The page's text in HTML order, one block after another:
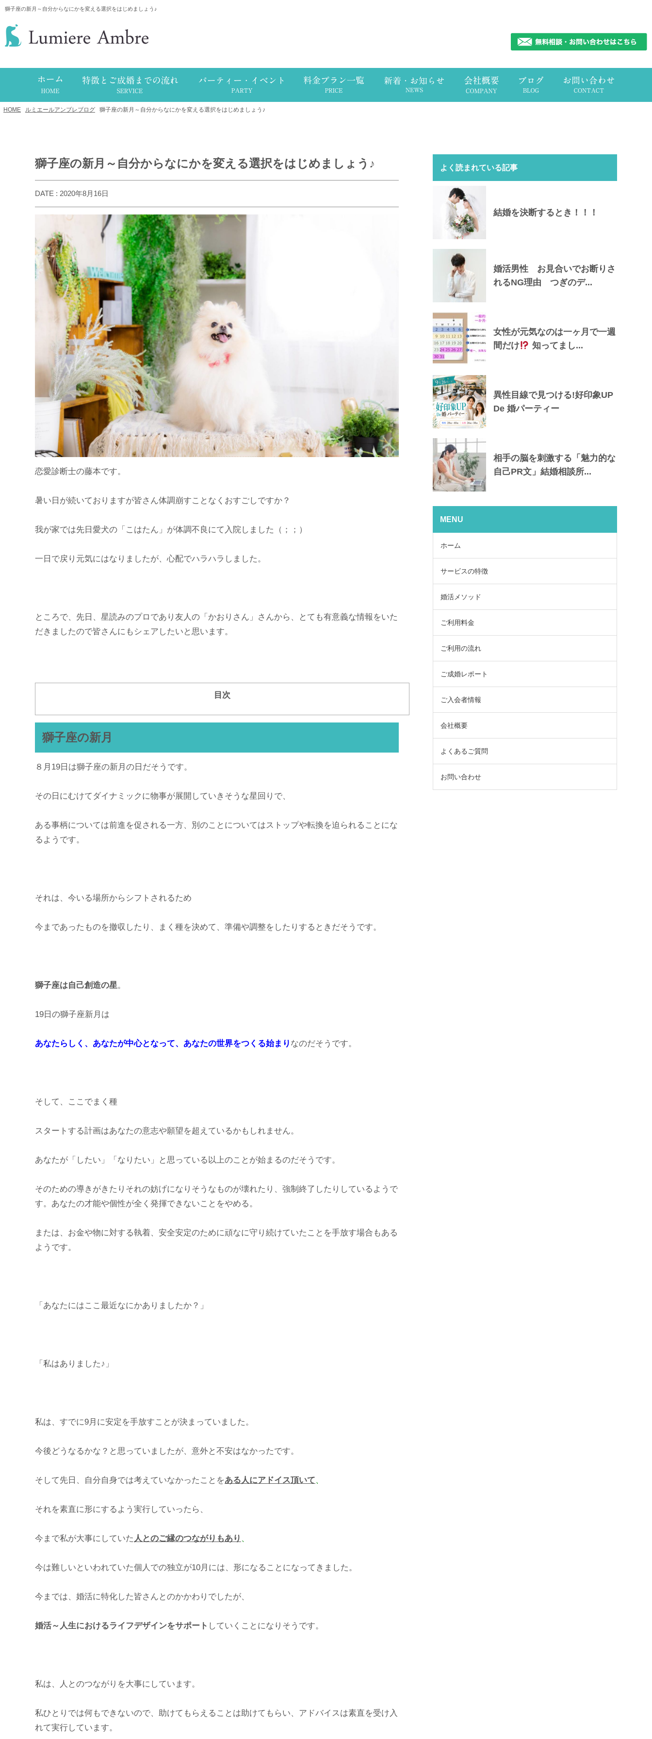
獅子座の新月～自分からなにかを変える選択をはじめましょう♪
HOME ルミエールアンブレブログ 獅子座の新月～自分からなにかを変える選択をはじめましょう♪
獅子座の新月～自分からなにかを変える選択をはじめましょう♪
DATE : 2020年8月16日
恋愛診断士の藤本です。
暑い日が続いておりますが皆さん体調崩すことなくおすごしですか？
我が家では先日愛犬の「こはたん」が体調不良にて入院しました（；；）
一日で戻り元気にはなりましたが、心配でハラハラしました。
ところで、先日、星読みのプロであり友人の「かおりさん」さんから、とても有意義な情報をいた
だきましたので皆さんにもシェアしたいと思います。
目次
獅子座の新月
８月19日は獅子座の新月の日だそうです。
その日にむけてダイナミックに物事が展開していきそうな星回りで、
ある事柄については前進を促される一方、別のことについてはストップや転換を迫られることにな
るようです。
それは、今いる場所からシフトされるため
今まであったものを撤収したり、まく種を決めて、準備や調整をしたりするときだそうです。
獅子座は自己創造の星。
19日の獅子座新月は
あなたらしく、あなたが中心となって、あなたの世界をつくる始まり なのだそうです。
そして、ここでまく種
スタートする計画はあなたの意志や願望を超えているかもしれません。
あなたが「したい」「なりたい」と思っている以上のことが始まるのだそうです。
そのための導きがきたりそれの妨げになりそうなものが壊れたり、強制終了したりしているようで
す。あなたの才能や個性が全く発揮できないことをやめる。
または、お金や物に対する執着、安全安定のために頑なに守り続けていたことを手放す場合もある
ようです。
「あなたにはここ最近なにかありましたか？」
「私はありました♪」
私は、すでに9月に安定を手放すことが決まっていました。
今後どうなるかな？と思っていましたが、意外と不安はなかったです。
そして先日、自分自身では考えていなかったことをある人にアドイス頂いて、
それを素直に形にするよう実行していったら、
今まで私が大事にしていた 人とのご縁のつながりもあり 、
今は難しいといわれていた個人での独立が10月には、形になることになってきました。
今までは、婚活に特化した皆さんとのかかわりでしたが、
婚活～人生におけるライフデザインをサポート していくことになりそうです。
私は、人とのつながりを大事にしています。
私ひとりでは何もできないので、助けてもらえることは助けてもらい、アドバイスは素直を受け入
れて実行しています。
よく読まれている記事
結婚を決断するとき！！！
婚活男性 お見合いでお断りさ
れるNG理由 つぎのデ...
女性が元気なのは一ヶ月で一週
間だけ
知ってまし...
異性目線で見つける!好印象UP
De 婚パーティー
相手の脳を刺激する「魅力的な
自己PR文」結婚相談所...
MENU
ホーム
サービスの特徴
婚活メソッド
ご利用料金
ご利用の流れ
ご成婚レポート
ご入会者情報
会社概要
よくあるご質問
お問い合わせ